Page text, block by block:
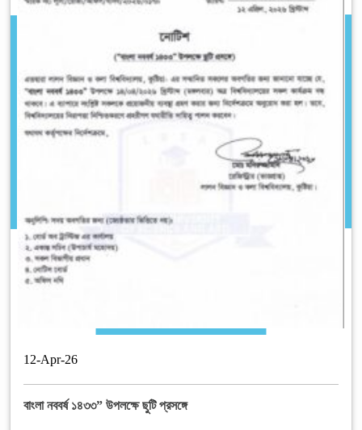
12-Apr-26
বাংলা নববর্ষ ১৪৩৩” উপলক্ষে ছুটি প্রসঙ্গে